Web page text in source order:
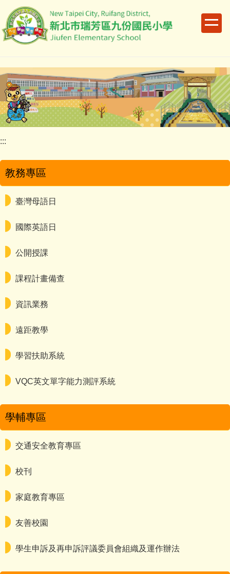
到
主
容
區
:::
教務專區
臺灣母語日
國際英語日
公開授課
課程計畫備查
資訊業務
遠距教學
學習扶助系統
VQC英文單字能力測評系統
學輔專區
交通安全教育專區
校刊
家庭教育專區
友善校園
學生申訴及再申訴評議委員會組織及運作辦法